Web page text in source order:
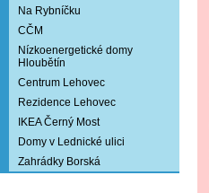
Na Rybníčku
CČM
Nízkoenergetické domy
Hloubětín
Centrum Lehovec
Rezidence Lehovec
IKEA Černý Most
Domy v Lednické ulici
Zahrádky Borská